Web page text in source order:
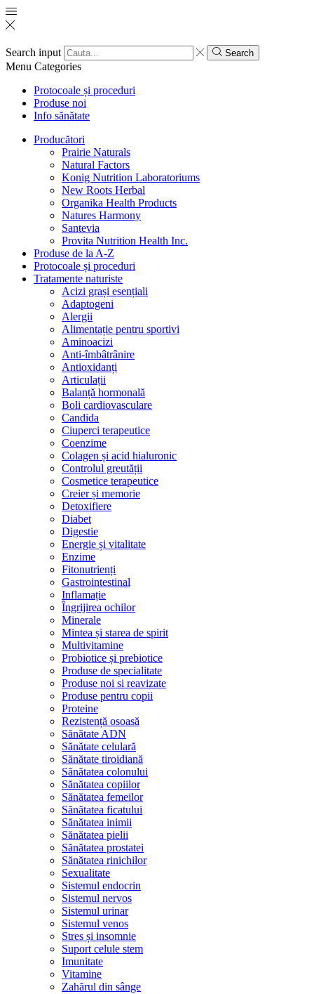
Search input Search
Menu Categories
Protocoale și proceduri
Produse noi
Info sănătate
Producători
Prairie Naturals
Natural Factors
Konig Nutrition Laboratoriums
New Roots Herbal
Organika Health Products
Natures Harmony
Santevia
Provita Nutrition Health Inc.
Produse de la A-Z
Protocoale și proceduri
Tratamente naturiste
Acizi grași esențiali
Adaptogeni
Alergii
Alimentație pentru sportivi
Aminoacizi
Anti-îmbâtrânire
Antioxidanți
Articulații
Balanță hormonală
Boli cardiovasculare
Candida
Ciuperci terapeutice
Coenzime
Colagen și acid hialuronic
Controlul greutății
Cosmetice terapeutice
Creier și memorie
Detoxifiere
Diabet
Digestie
Energie și vitalitate
Enzime
Fitonutrienți
Gastrointestinal
Inflamație
Îngrijirea ochilor
Minerale
Mintea și starea de spirit
Multivitamine
Probiotice și prebiotice
Produse de specialitate
Produse noi si reavizate
Produse pentru copii
Proteine
Rezistență osoasă
Sănătate ADN
Sănătate celulară
Sănătate tiroidiană
Sănătatea colonului
Sănătatea copiilor
Sănătatea femeilor
Sănătatea ficatului
Sănătatea inimii
Sănătatea pielii
Sănătatea prostatei
Sănătatea rinichilor
Sexualitate
Sistemul endocrin
Sistemul nervos
Sistemul urinar
Sistemul venos
Stres și insomnie
Suport celule stem
Imunitate
Vitamine
Zahărul din sânge